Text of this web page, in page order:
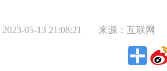
果，林肯Z让人沉
2023-05-13 21:08:21 来源：互联网